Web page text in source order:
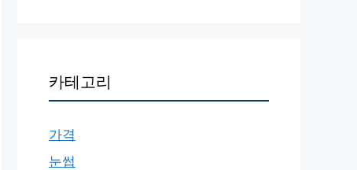
카테고리
가격
눈썹